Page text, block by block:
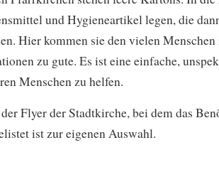
und Hygieneartikel legen, die
Hier kommen sie den vielen
zu gute. Es ist eine einfache,
Menschen zu helfen.
Flyer der Stadtkirche, bei dem das
ist zur eigenen Auswahl.